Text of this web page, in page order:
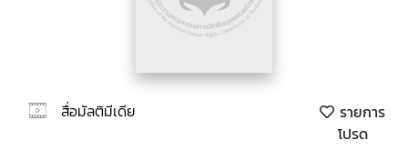
สื่อมัลติมีเดีย
รายการ
โปรด